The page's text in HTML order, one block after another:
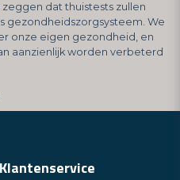
dat thuistests zullen
gezondheidszorgsysteem. We
onze eigen gezondheid, en
aanzienlijk worden verbeterd
Klantenservice